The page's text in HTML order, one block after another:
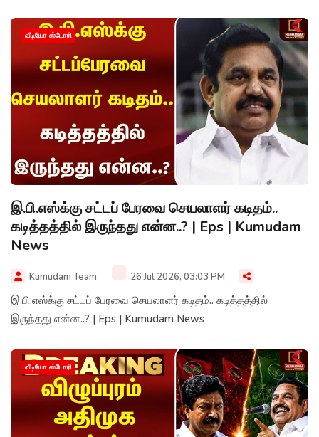
வீடியோ ஸ்டோரி
இ.பி.எஸ்க்கு சட்டப் பேரவை செயலாளர் கடிதம்..
கடித்தத்தில் இருந்தது என்ன..? | Eps | Kumudam
News
Kumudam Team 26 Jul 2026, 03:03 PM
இ.பி.எஸ்க்கு சட்டப் பேரவை செயலாளர் கடிதம்.. கடித்தத்தில்
இருந்தது என்ன..? | Eps | Kumudam News
வீடியோ ஸ்டோரி